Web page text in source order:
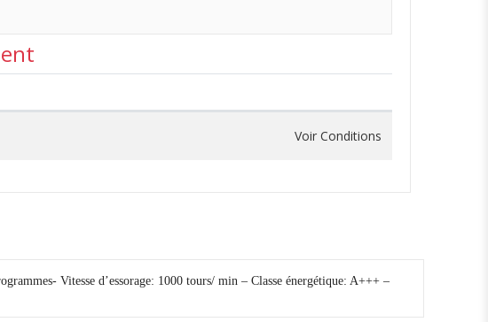
Voir Conditions
Vitesse d’essorage: 1000 tours/ min – Classe énergétique: A+++ –